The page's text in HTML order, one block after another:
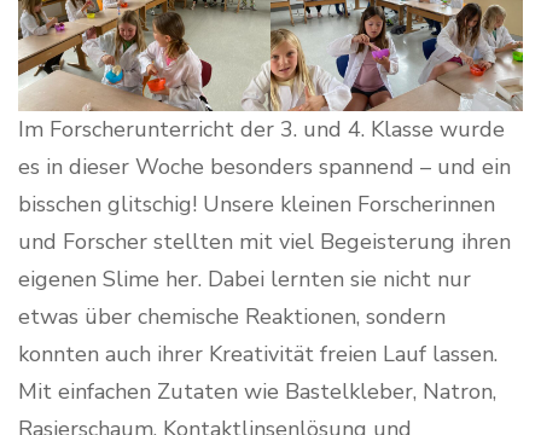
Im Forscherunterricht der 3. und 4. Klasse wurde
es in dieser Woche besonders spannend – und ein
bisschen glitschig! Unsere kleinen Forscherinnen
und Forscher stellten mit viel Begeisterung ihren
eigenen Slime her. Dabei lernten sie nicht nur
etwas über chemische Reaktionen, sondern
konnten auch ihrer Kreativität freien Lauf lassen.
Mit einfachen Zutaten wie Bastelkleber, Natron,
Rasierschaum, Kontaktlinsenlösung und